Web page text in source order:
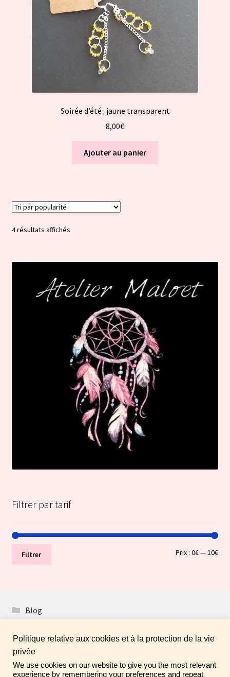
Fais de ta vie un rêve ! N'oublie pas de laisser un
Soirée d’été : jaune transparent
8,00€
Ajouter au panier
4 résultats affichésTrié
Filtrer par tarif
Prix
Prix
Filtrer Prix :0€—10€
Blog
© Boutique Atelier Maloet 2026
Politique relative aux cookies et à la protection de la vie
privée
We use cookies on our website to give you the most relevant
experience by remembering your preferences and repeat